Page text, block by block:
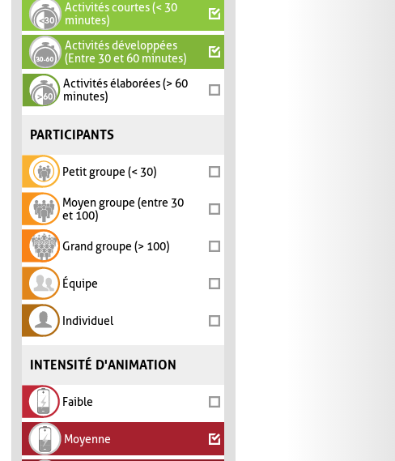
Activités courtes (< 30
minutes)
Activités développées
(Entre 30 et 60 minutes)
Activités élaborées (> 60
minutes)
PARTICIPANTS
Petit groupe (< 30)
Moyen groupe (entre 30
et 100)
Grand groupe (> 100)
Équipe
Individuel
INTENSITÉ D'ANIMATION
Faible
Moyenne